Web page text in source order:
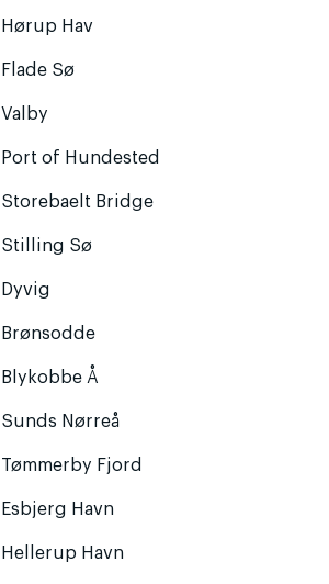
Hørup Hav
Flade Sø
Valby
Port of Hundested
Storebaelt Bridge
Stilling Sø
Dyvig
Brønsodde
Blykobbe Å
Sunds Nørreå
Tømmerby Fjord
Esbjerg Havn
Hellerup Havn